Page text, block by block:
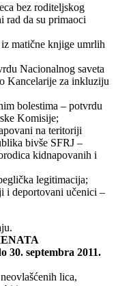
bez roditeljskog
rad da su primaoci
matične knjige umrlih
Nacionalnog saveta
Kancelariјe za inkluziјu
bolestima – potvrdu
Komisiјe;
na teritoriјi
bivše SFRЈ –
kidnapovanih i
legitimaciјa;
i deportovani učenici –
30. septembra 2011.
lica,